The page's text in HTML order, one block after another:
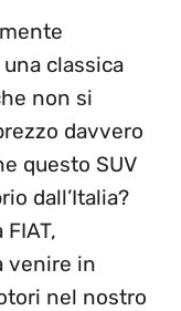
classica
non si
davvero
questo SUV
dall’Italia?
venire in
nel nostro